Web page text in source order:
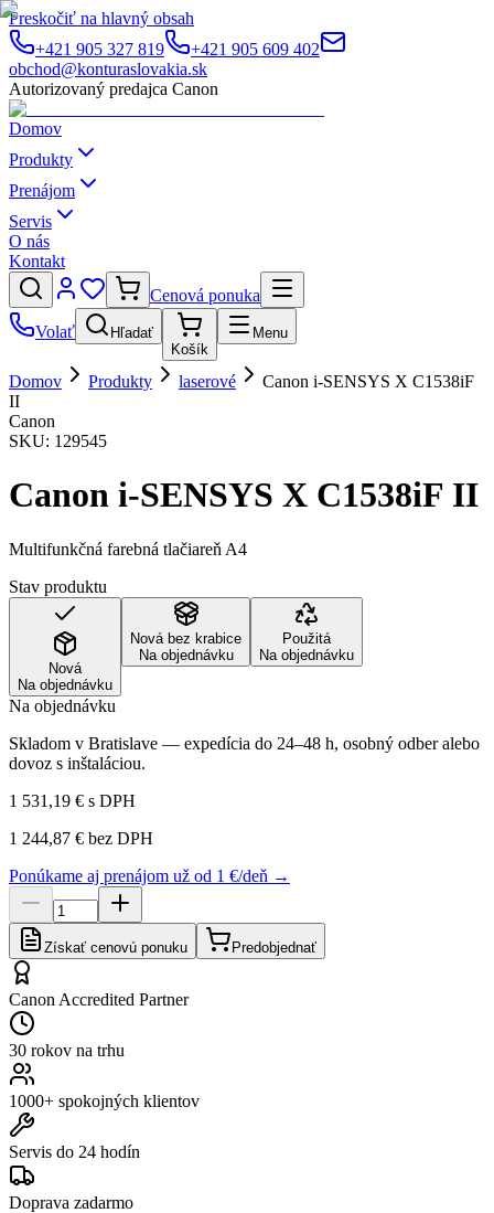
Preskočiť na hlavný obsah
+421 905 327 819
+421 905 609 402
obchod@konturaslovakia.sk
Autorizovaný predajca Canon
Domov
Produkty
Prenájom
Servis
O nás
Kontakt
Cenová ponuka
Volať
Hľadať
Košík
Menu
Domov Produkty laserové
Canon i-SENSYS X C1538iF
II
Canon
SKU: 129545
Canon i-SENSYS X C1538iF II
Multifunkčná farebná tlačiareň A4
Stav produktu
Nová
Na objednávku
Nová bez krabice
Na objednávku
Použitá
Na objednávku
Na objednávku
Skladom v Bratislave — expedícia do 24–48 h, osobný odber alebo
dovoz s inštaláciou.
1 531,19 € s DPH
1 244,87 € bez DPH
Ponúkame aj prenájom už od 1 €/deň →
Získať cenovú ponuku Predobjednať
Canon Accredited Partner
30 rokov na trhu
1000+ spokojných klientov
Servis do 24 hodín
Doprava zadarmo